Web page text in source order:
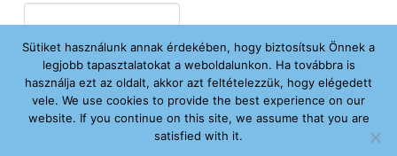
Email:
Elfogadom az Adatvédelmi Nyilatkozatot.
Sütiket használunk annak érdekében, hogy biztosítsuk Önnek a
legjobb tapasztalatokat a weboldalunkon. Ha továbbra is
használja ezt az oldalt, akkor azt feltételezzük, hogy elégedett
vele. We use cookies to provide the best experience on our
website. If you continue on this site, we assume that you are
satisfied with it.